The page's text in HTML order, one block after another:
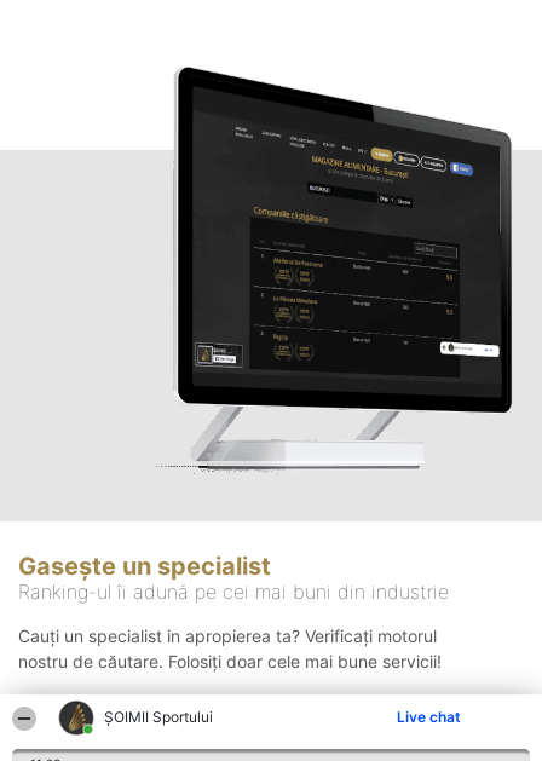
ȘOIMII Sportului Live chat
Gasește un specialist
Ranking-ul îi adună pe cei mai buni din industrie
Cauți un specialist in apropierea ta? Verificați motorul
nostru de căutare. Folosiți doar cele mai bune servicii!